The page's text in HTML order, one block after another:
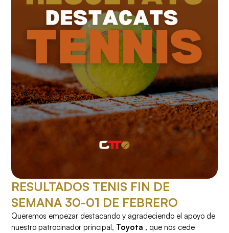
RESULTADOS TENIS FIN DE
SEMANA 30-01 DE FEBRERO
Queremos empezar destacando y agradeciendo el apoyo de
nuestro patrocinador principal, Toyota , que nos cede